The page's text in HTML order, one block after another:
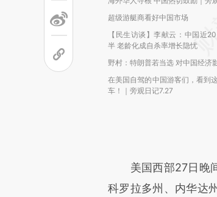
超级游艇商看好中国市场
【民生访谈】李献云：中国近
半 老龄化成自杀率增长隐忧
野村：特朗普若当选 对中国经济
在美国自驾的中国游客们，看到
车！｜旁观日记7.27
美国西部27日晚间
科罗拉多州、内华达